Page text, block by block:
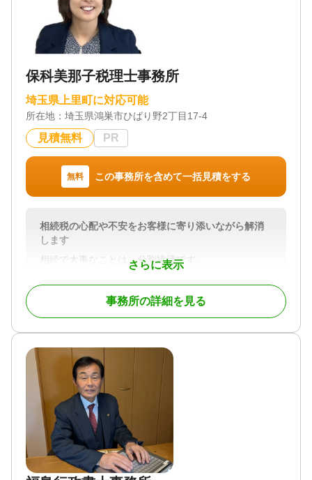
す。
お打ち合わせにつきましては、対面の他、ZOOM等
のオンライン（テレビ電話）方式で行うことも可能
でございます。
相続手続や遺言作成に関する専門家へのご依頼をお
せ。
何卒よろしくお願い申し上げます。
埼玉県、群馬県、東京都
対応業務
遺言書 / 遺産分割 / 相続財産調査 / 相続手続き / 銀行
対応体制
訪問可 / 初回相談無料
保科美那子税理士事務所
埼玉県上里町に対応可能
所在地： 埼玉県鴻巣市ひばり野2丁目17-4
見積無料 PR
無料 この事務所を含めて一括見積をする
さらに表示
相続税の心配や不安をお客様に寄り添いながら解消
します
相続で大事なことは、分割協議です。
分割の方法で相続税が変わることもあります。
また、残してくれた財産を「使う」ことで供養にな
ると思っています。
申告書の作成はもちろん、今後の税対策まで合わせ
思っておりますのでお気軽にお声がけください。
対応地域
埼玉県及び群馬県中心 全国対応可（リモート対応、
メール等対応できる方に限ります）
対応業務
遺留分 / 遺産分割 / 相続財産調査 / 相続税申告 / 相続
手続き / 銀行手続き / 戸籍収集 / 相続人調査 / 生前贈
事務所の詳細を見る